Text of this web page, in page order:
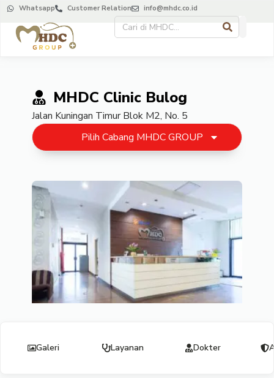
Whatsapp Customer Relation info@mhdc.co.id
MHDC Clinic Bulog
Jalan Kuningan Timur Blok M2, No. 5
Pilih Cabang MHDC GROUP
Galeri Layanan Dokter